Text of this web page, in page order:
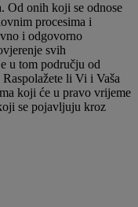
Od onih koji se odnose
procesima i
i odgovorno
svih
u tom području od
li Vi i Vaša
koji će u pravo vrijeme
se pojavljuju kroz